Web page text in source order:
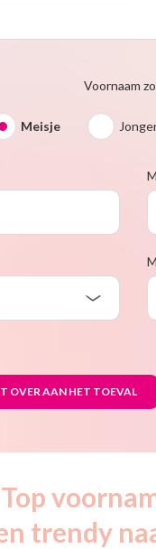
Voornaam
Meisje
Top
trendy